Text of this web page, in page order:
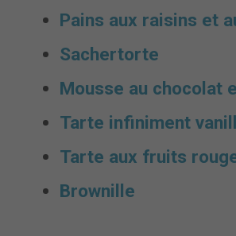
Pains aux raisins et
Sachertorte
Mousse au chocolat
Tarte infiniment
Tarte aux fruits
Brownille